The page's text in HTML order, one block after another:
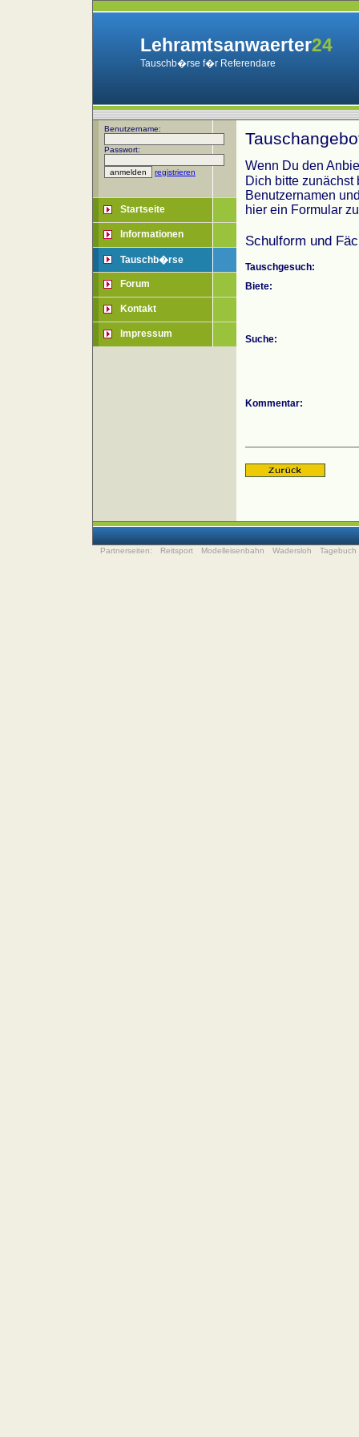
Lehramtsanwaerter24
Tauschb�rse f�r Referendare
Benutzername:
Passwort:
registrieren
Startseite
Informationen
Tauschb�rse
Forum
Kontakt
Impressum
Wenn Du den
Dich bitte zunächst
Benutzernamen
hier ein Formular
Schulform und
Tauschgesuch:
Biete:
Suche:
Kommentar:
Partnerseiten: Reitsport Modelleisenbahn Wadersloh Tagebuch